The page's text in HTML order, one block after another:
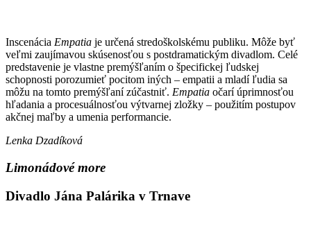
Inscenácia Empatia je určená stredoškolskému publiku. Môže byť
veľmi zaujímavou skúsenosťou s postdramatickým divadlom. Celé
predstavenie je vlastne premýšľaním o špecifickej ľudskej
schopnosti porozumieť pocitom iných – empatii a mladí ľudia sa
môžu na tomto premýšľaní zúčastniť. Empatia očarí úprimnosťou
hľadania a procesuálnosťou výtvarnej zložky – použitím postupov
akčnej maľby a umenia performancie.
Lenka Dzadíková
Limonádové more
Divadlo Jána Palárika v Trnave